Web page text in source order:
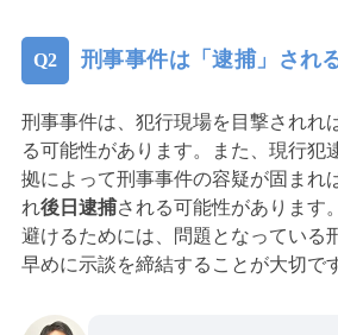
刑事事件は「逮捕」され
刑事事件は、犯行現場を目撃されれ
る可能性があります。また、現行犯
拠によって刑事事件の容疑が固まれ
れ後日逮捕される可能性があります
避けるためには、問題となっている
早めに示談を締結することが大切で